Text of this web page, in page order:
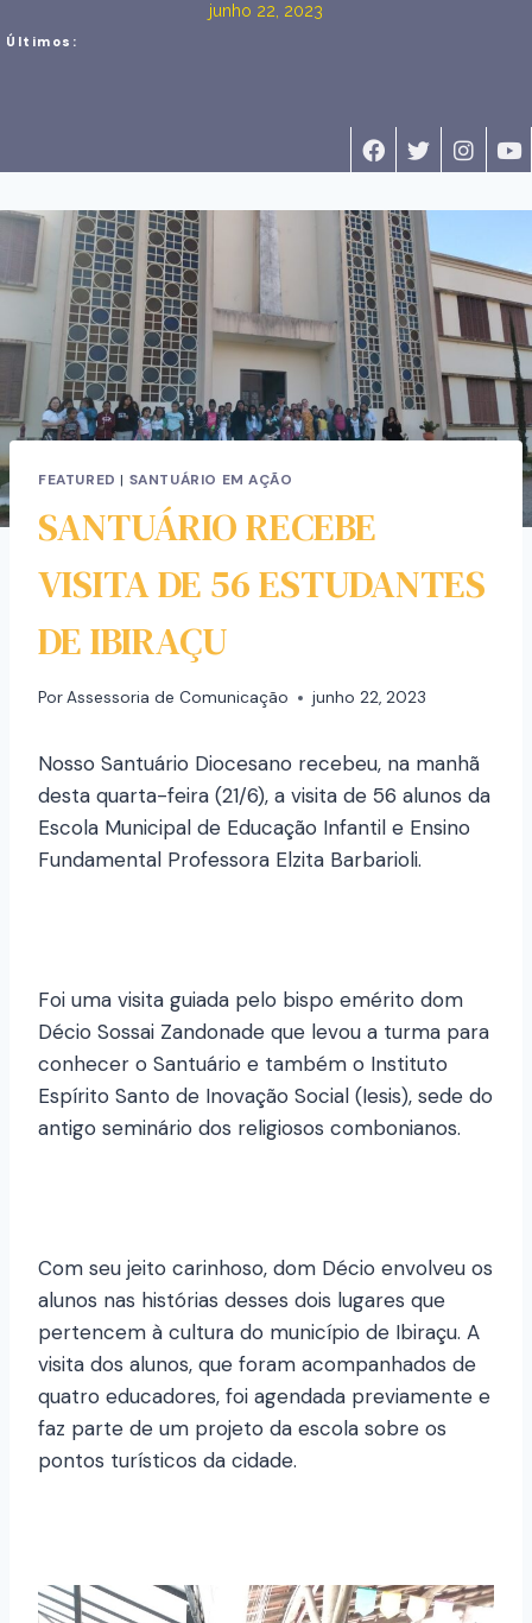
junho 22, 2023
Últimos:
FEATURED | SANTUÁRIO EM AÇÃO
SANTUÁRIO RECEBE
VISITA DE 56 ESTUDANTES
DE IBIRAÇU
PorAssessoria de Comunicação junho 22, 2023
Nosso Santuário Diocesano recebeu, na manhã
desta quarta-feira (21/6), a visita de 56 alunos da
Escola Municipal de Educação Infantil e Ensino
Fundamental Professora Elzita Barbarioli.
Foi uma visita guiada pelo bispo emérito dom
Décio Sossai Zandonade que levou a turma para
conhecer o Santuário e também o Instituto
Espírito Santo de Inovação Social (Iesis), sede do
antigo seminário dos religiosos combonianos.
Com seu jeito carinhoso, dom Décio envolveu os
alunos nas histórias desses dois lugares que
pertencem à cultura do município de Ibiraçu. A
visita dos alunos, que foram acompanhados de
quatro educadores, foi agendada previamente e
faz parte de um projeto da escola sobre os
pontos turísticos da cidade.